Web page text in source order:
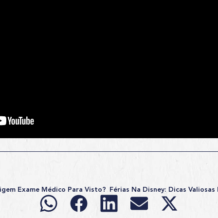
Exame Médico Para Visto? Férias Na Disney: Dicas